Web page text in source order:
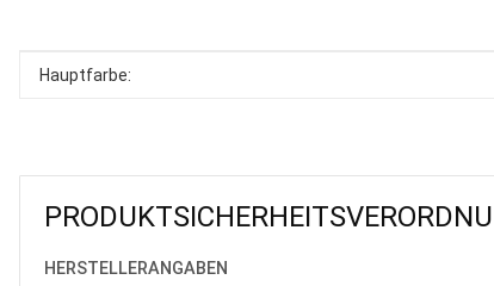
Produkteigenschaft
Wert
Hauptfarbe:
HERSTELLER­ANGABEN